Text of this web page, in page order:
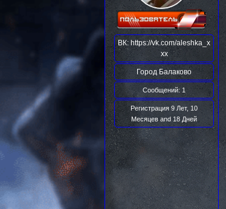
ВК: https://vk.com/aleshka_x
xx
Город Балаково
Сообщений: 1
Регистрация 9 Лет, 10
Месяцев and 18 Дней